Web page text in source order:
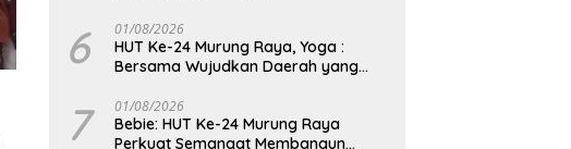
6 01/08/2026
HUT Ke-24 Murung Raya, Yoga :
Bersama Wujudkan Daerah yang
7 01/08/2026
Bebie: HUT Ke-24 Murung Raya
Perkuat Semangat Membangun